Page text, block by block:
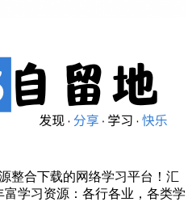
整合下载的网络学习平台！汇
学习资源：各行各业，各类学